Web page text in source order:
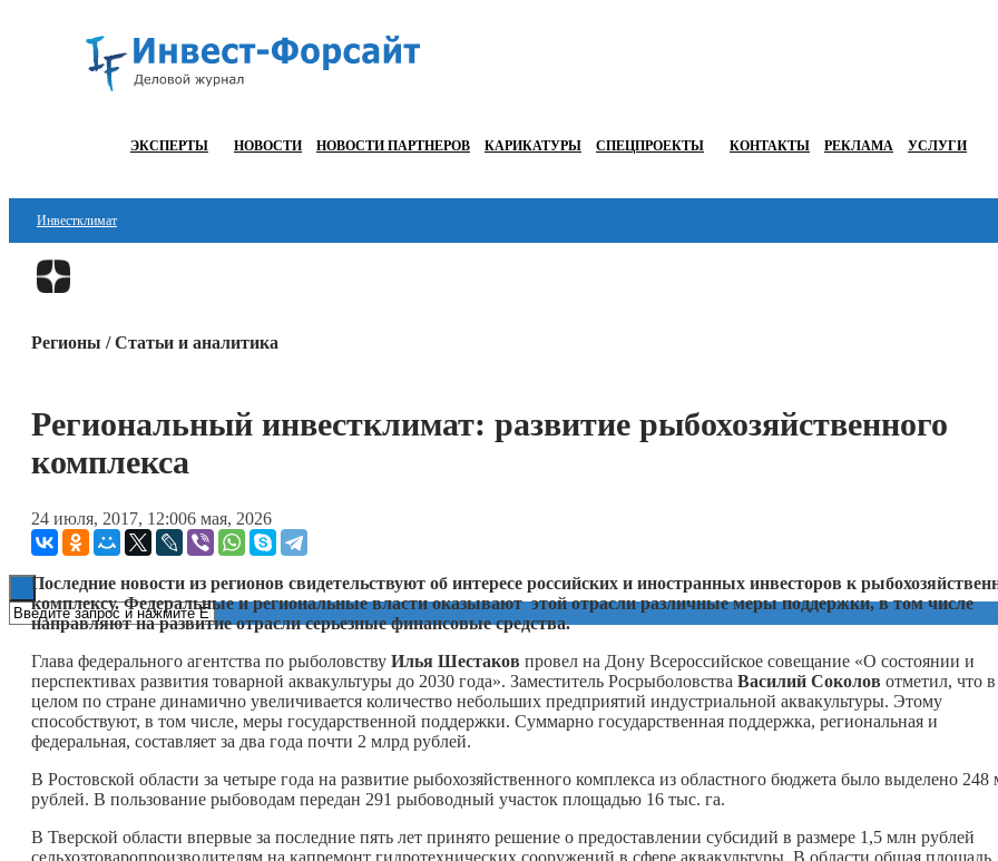
ЭКСПЕРТЫ НОВОСТИ НОВОСТИ ПАРТНЕРОВ КАРИКАТУРЫ СПЕЦПРОЕКТЫ КОНТАКТЫ РЕКЛАМА УСЛУГИ
Инвестклимат
Финансы
Книги
Регионы / Статьи и аналитика
Региональный инвестклимат: развитие рыбохозяйственного
комплекса
24 июля, 2017, 12:006 мая, 2026
Последние новости из регионов свидетельствуют об интересе российских и иностранных инвесторов к
комплексу. Федеральные и региональные власти оказывают этой отрасли различные меры поддержки, в том числе
направляют на развитие отрасли серьезные финансовые средства.
Глава федерального агентства по рыболовству Илья Шестаков провел на Дону Всероссийское совещание «О состоянии и
перспективах развития товарной аквакультуры до 2030 года». Заместитель Росрыболовства Василий Соколов отметил, что в
целом по стране динамично увеличивается количество небольших предприятий индустриальной аквакультуры. Этому
способствуют, в том числе, меры государственной поддержки. Суммарно государственная поддержка, региональная и
федеральная, составляет за два года почти 2 млрд рублей.
В Ростовской области за четыре года на развитие рыбохозяйственного комплекса из областного бюджета было выделено 248
рублей. В пользование рыбоводам передан 291 рыбоводный участок площадью 16 тыс. га.
В Тверской области впервые за последние пять лет принято решение о предоставлении субсидий в размере 1,5 млн рублей
сельхозтоваропроизводителям на капремонт гидротехнических сооружений в сфере аквакультуры. В области общая площадь